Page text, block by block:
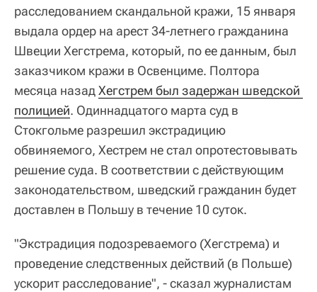
расследованием скандальной кражи, 15 января
выдала ордер на арест 34-летнего гражданина
Швеции Хегстрема, который, по ее данным, был
заказчиком кражи в Освенциме. Полтора
месяца назадХегстрем был задержан шведской
полицией. Одиннадцатого марта суд в
Стокгольме разрешил экстрадицию
обвиняемого, Хестрем не стал опротестовывать
решение суда. В соответствии с действующим
законодательством, шведский гражданин будет
доставлен в Польшу в течение 10 суток.
"Экстрадиция подозреваемого (Хегстрема) и
проведение следственных действий (в Польше)
ускорит расследование", - сказал журналистам